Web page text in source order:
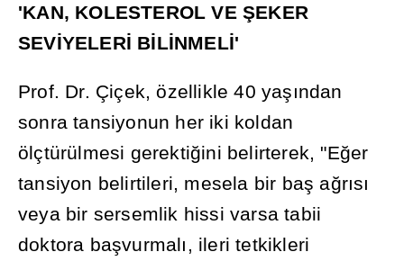
'KAN, KOLESTEROL VE ŞEKER
SEVİYELERİ BİLİNMELİ'
Prof. Dr. Çiçek, özellikle 40 yaşından
sonra tansiyonun her iki koldan
ölçtürülmesi gerektiğini belirterek, "Eğer
tansiyon belirtileri, mesela bir baş ağrısı
veya bir sersemlik hissi varsa tabii
doktora başvurmalı , ileri tetkikleri